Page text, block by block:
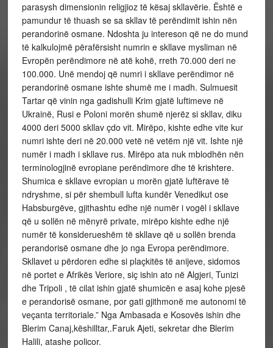
parasysh dimensionin religjioz të kësaj skllavërie. Është e
pamundur të thuash se sa skllav të perëndimit ishin nën
perandorinë osmane. Ndoshta ju intereson që ne do mund
të kalkulojmë përafërsisht numrin e skllave mysliman në
Evropën perëndimore në atë kohë, rreth 70.000 deri ne
100.000. Unë mendoj që numri i skllave perëndimor në
perandorinë osmane ishte shumë me i madh. Sulmuesit
Tartar që vinin nga gadishulli Krim gjatë luftimeve në
Ukrainë, Rusi e Poloni morën shumë njerëz si skllav, diku
4000 deri 5000 skllav çdo vit. Mirëpo, kishte edhe vite kur
numri ishte deri në 20.000 vetë në vetëm një vit. Ishte një
numër i madh i skllave rus. Mirëpo ata nuk mblodhën nën
terminologjinë evropiane perëndimore dhe të krishtere.
Shumica e skllave evropian u morën gjatë luftërave të
ndryshme, si për shembull lufta kundër Venedikut ose
Habsburgëve, gjithashtu edhe një numër i vogël i skllave
që u sollën në mënyrë private, mirëpo kishte edhe një
numër të konsiderueshëm të skllave që u sollën brenda
perandorisë osmane dhe jo nga Evropa perëndimore.
Skllavet u përdoren edhe si plaçkitës të anijeve, sidomos
në portet e Afrikës Veriore, siç ishin ato në Algjeri, Tunizi
dhe Tripoli , të cilat ishin gjatë shumicën e asaj kohe pjesë
e perandorisë osmane, por gati gjithmonë me autonomi të
veçanta territoriale.” Nga Ambasada e Kosovës ishin dhe
Blerim Canaj,këshilltar,.Faruk Ajeti, sekretar dhe Blerim
Halili, atashe policor.